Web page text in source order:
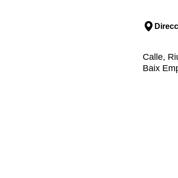
Calle,
Baix